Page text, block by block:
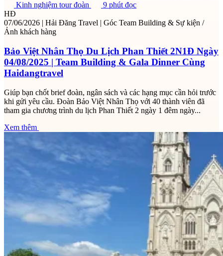
Kinh nghiệm tour đoàn
9 phút đọc
HĐ
07/06/2026 | Hải Đăng Travel | Góc Team Building & Sự kiện /
Ảnh khách hàng
Bảo Việt Nhân Thọ Du Lịch Phan Thiết 2N1Đ Ngày
04/08/2025 | Team Building & Gala Dinner Cùng
Haidangtravel
Giúp bạn chốt brief đoàn, ngân sách và các hạng mục cần hỏi trước
khi gửi yêu cầu. Đoàn Bảo Việt Nhân Thọ với 40 thành viên đã
tham gia chương trình du lịch Phan Thiết 2 ngày 1 đêm ngày...
Xem thêm